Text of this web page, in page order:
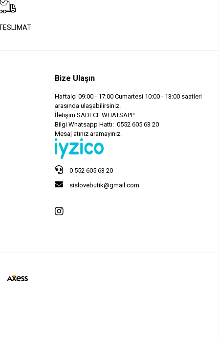
Bize Ulaşın
Haftaiçi 09:00 - 17:00 Cumartesi 10:00 - 13:00 saatleri
arasında ulaşabilirsiniz.
İletişim:SADECE WHATSAPP
Bilgi Whatsapp Hattı: 0552 605 63 20
Mesaj atınız aramayınız.
0 552 605 63 20
sislovebutik@gmail.com